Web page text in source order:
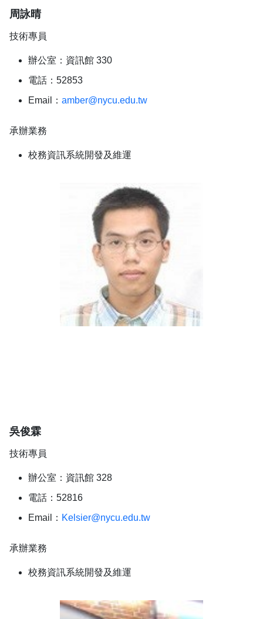
周詠晴
技術專員
辦公室：資訊館 330
電話：52853
Email： amber@nycu.edu.tw
承辦業務
校務資訊系統開發及維運
吳俊霖
技術專員
辦公室：資訊館 328
電話：52816
Email： Kelsier@nycu.edu.tw
承辦業務
校務資訊系統開發及維運